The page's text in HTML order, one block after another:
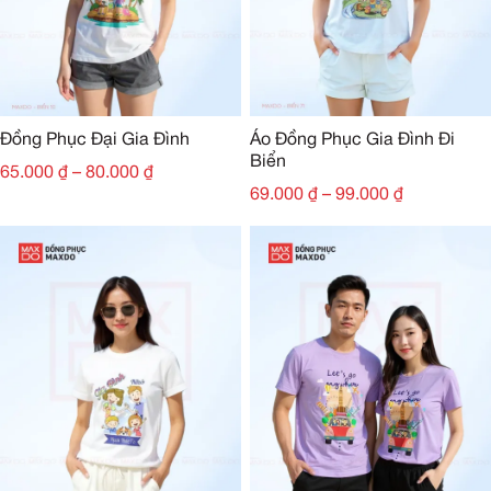
Đồng Phục Đại Gia Đình
65.000 ₫ – 80.000 ₫
Áo Đồng Phục Gia Đình Đi
Biển
69.000 ₫ – 99.000 ₫